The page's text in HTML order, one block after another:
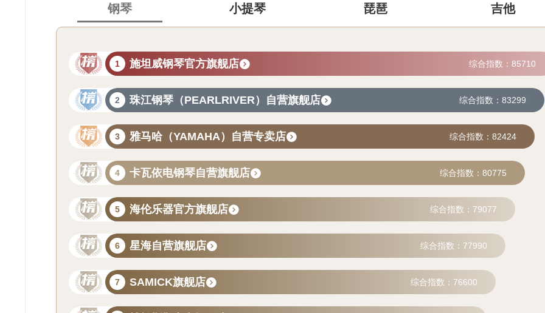
钢琴 小提琴 琵琶 吉他
施坦威钢琴官方旗舰店 综合指数：85710
珠江钢琴（PEARLRIVER）自营旗舰店 综合指数：83299
雅马哈（YAMAHA）自营专卖店 综合指数：82424
卡瓦依电钢琴自营旗舰店 综合指数：80775
海伦乐器官方旗舰店 综合指数：79077
星海自营旗舰店 综合指数：77990
SAMICK旗舰店 综合指数：76600